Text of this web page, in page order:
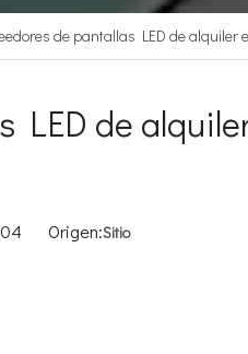
de pantallas LED de alquiler
LED de
04 Origen:Sitio